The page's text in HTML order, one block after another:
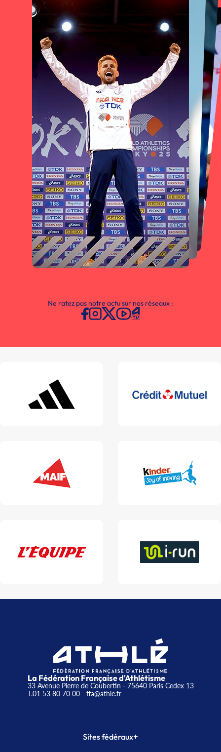
Ne ratez pas notre actu sur nos réseaux :
La Fédération Française d'Athlétisme
33 Avenue Pierre de Coubertin - 75640 Paris Cedex 13
T.01 53 80 70 00- ffa@athle.fr
Sites fédéraux+